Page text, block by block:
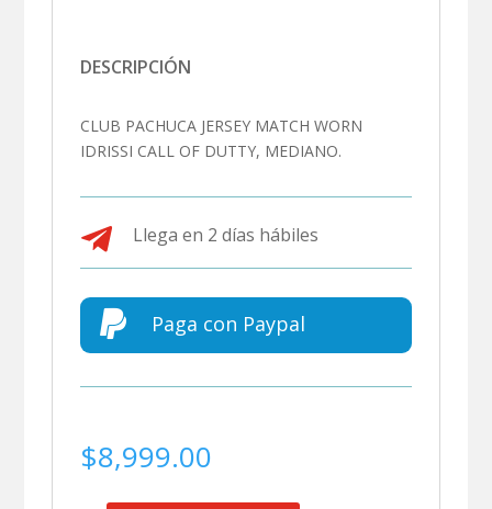
DESCRIPCIÓN
CLUB PACHUCA JERSEY MATCH WORN
IDRISSI CALL OF DUTTY, MEDIANO.
 Llega en 2 días hábiles
 Paga con Paypal
$8,999.00